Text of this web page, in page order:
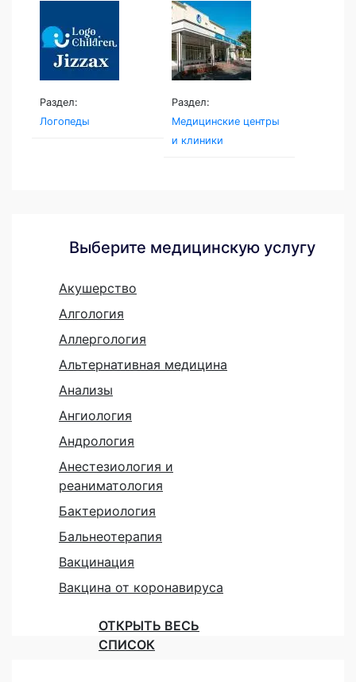
Раздел:
Логопеды
Раздел:
Медицинские центры
и клиники
Выберите медицинскую услугу
Акушерство
Алгология
Аллергология
Альтернативная медицина
Анализы
Ангиология
Андрология
Анестезиология и
реаниматология
Бактериология
Бальнеотерапия
Вакцинация
Вакцина от коронавируса
ОТКРЫТЬ ВЕСЬ
СПИСОК